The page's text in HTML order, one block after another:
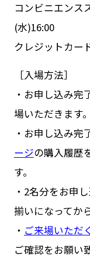
コンビニエンス
(水)16:00
クレジットカー
［入場方法］
・お申し込み完
場いただきます。
・お申し込み完
ージの購入履歴
す。
・2名分をお申
揃いになってか
・ ご来場いただ
ご確認をお願い